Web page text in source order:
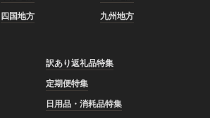
四国地方 九州地方
訳あり返礼品特集
定期便特集
日用品・消耗品特集